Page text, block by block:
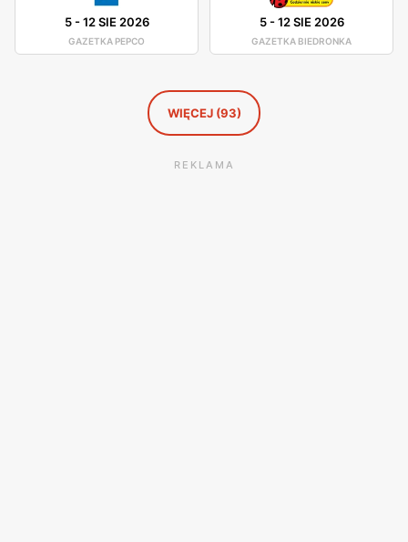
5-12 SIE 2026
GAZETKA PEPCO
5-12 SIE 2026
GAZETKA BIEDRONKA
WIĘCEJ (93)
REKLAMA